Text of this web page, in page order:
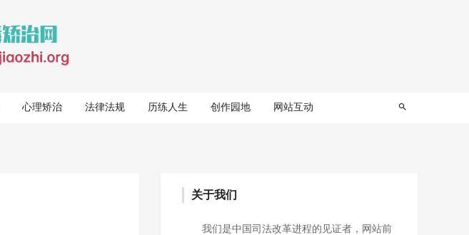
心理矫治 法律法规 历练人生 创作园地 网站互动
关于我们
我们是中国司法改革进程的见证者，网站前